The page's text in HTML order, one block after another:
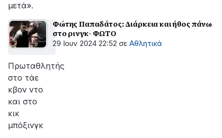
μετά».
Φώτης Παπαδάτος: Διάρκεια και ήθος πάνω
στο ρινγκ- ΦΩΤΟ
29 Ιουν 2024 22:52 σε Αθλητικά
Πρωταθλητής
στο τάε
κβον ντο
και στο
κικ
μπόξινγκ